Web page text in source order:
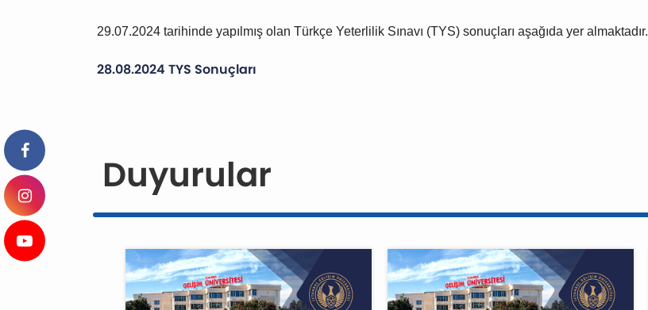
29.07.2024 tarihinde yapılmış olan Türkçe Yeterlilik Sınavı (TYS) sonuçları aşağıda yer almaktadır.
28.08.2024 TYS Sonuçları
Duyurular